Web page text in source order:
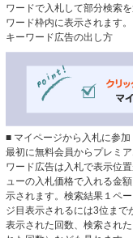
ワードで入札して部分検索
ワード枠内に表示されます。
キーワード広告の出し方
■ マイページから入札に参加
最初に無料会員からプレミ
ワード広告は入札で表示位
ューの入札価格で入れる金
示されます。検索結果１ペ
ジ目表示されるには3位まで
表示された回数、検索され